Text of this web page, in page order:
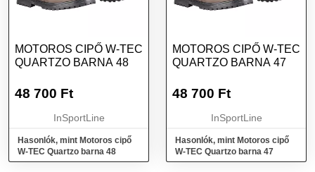
MOTOROS CIPŐ W-TEC
QUARTZO BARNA 48
48 700 Ft
InSportLine
Hasonlók, mint Motoros cipő
W-TEC Quartzo barna 48
MOTOROS CIPŐ W-TEC
QUARTZO BARNA 47
48 700 Ft
InSportLine
Hasonlók, mint Motoros cipő
W-TEC Quartzo barna 47